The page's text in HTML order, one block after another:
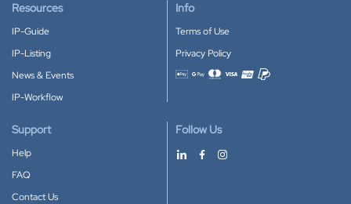
Resources
IP-Guide
IP-Listing
News & Events
IP-Workflow
Info
Terms of Use
Privacy Policy
Accepted payment methods
Support
Help
FAQ
Contact Us
Follow Us